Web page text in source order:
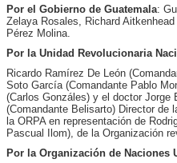
Por el Gobierno de Guatemala:
Zelaya Rosales, Richard
Pérez Molina.
Por la Unidad Revolucionaria
Ricardo Ramírez De León
Soto García (Comandante Pablo
(Carlos Gonzáles) y el doctor Jorge
(Comandante Belisarto) Director
la ORPA en representación de
Pascual Ilom), de la Organización
Por la Organización de Naciones